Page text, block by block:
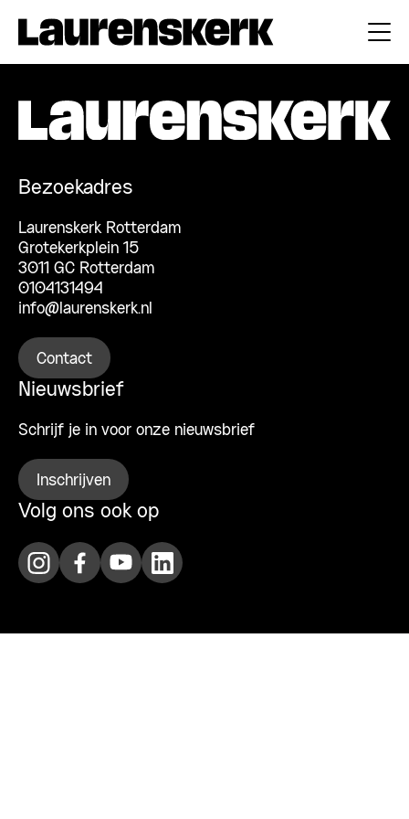
Bezoekadres
Laurenskerk Rotterdam
Grotekerkplein 15
3011 GC Rotterdam
0104131494
info@laurenskerk.nl
Contact
Nieuwsbrief
Schrijf je in voor onze nieuwsbrief
Inschrijven
Volg ons ook op